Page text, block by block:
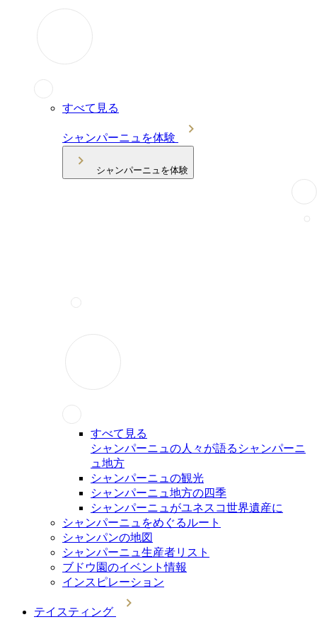
すべて見る
シャンパーニュを体験
シャンパーニュを体験
すべて見る
シャンパーニュの人々が語るシャンパーニ
ュ地方
シャンパーニュの観光
シャンパーニュ地方の四季
シャンパーニュがユネスコ世界遺産に
シャンパーニュをめぐるルート
シャンパンの地図
シャンパーニュ生産者リスト
ブドウ園のイベント情報
インスピレーション
テイスティング